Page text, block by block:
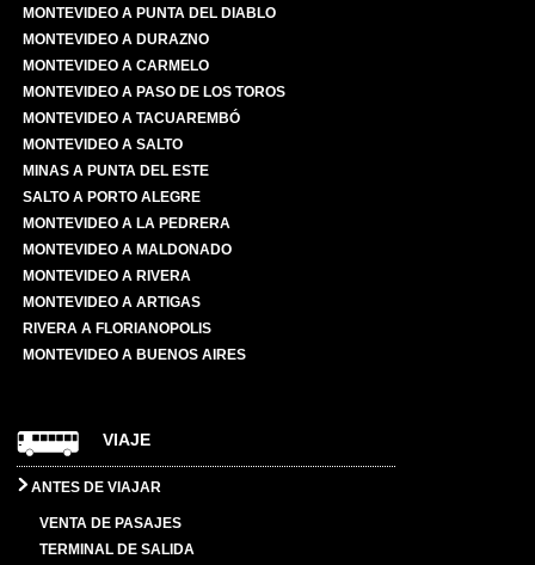
MONTEVIDEO A PUNTA DEL DIABLO
MONTEVIDEO A DURAZNO
MONTEVIDEO A CARMELO
MONTEVIDEO A PASO DE LOS TOROS
MONTEVIDEO A TACUAREMBÓ
MONTEVIDEO A SALTO
MINAS A PUNTA DEL ESTE
SALTO A PORTO ALEGRE
MONTEVIDEO A LA PEDRERA
MONTEVIDEO A MALDONADO
MONTEVIDEO A RIVERA
MONTEVIDEO A ARTIGAS
RIVERA A FLORIANOPOLIS
MONTEVIDEO A BUENOS AIRES
VIAJE
ANTES DE VIAJAR
VENTA DE PASAJES
TERMINAL DE SALIDA